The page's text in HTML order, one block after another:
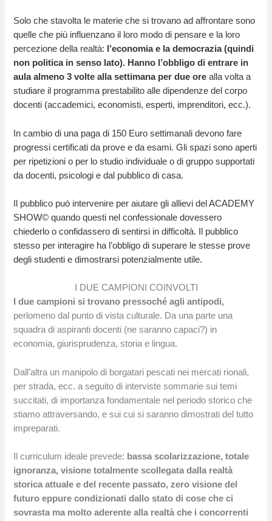
Solo che stavolta le materie che si trovano ad affrontare sono
quelle che più influenzano il loro modo di pensare e la loro
percezione della realtà:
l’economia e la democrazia (quindi
non politica in senso lato). Hanno l’obbligo di entrare in
aula almeno 3 volte alla settimana per due ore alla volta a
studiare il programma prestabilito alle dipendenze del corpo
docenti (accademici, economisti, esperti, imprenditori, ecc.).
In cambio di una paga di 150 Euro settimanali devono fare
progressi certificati da prove e da esami. Gli spazi sono aperti
per ripetizioni o per lo studio individuale o di gruppo supportati
da docenti, psicologi e dal pubblico di casa.
Il pubblico può intervenire per aiutare gli allievi del ACADEMY
SHOW© quando questi nel confessionale dovessero
chiederlo o confidassero di sentirsi in difficoltà. Il pubblico
stesso per interagire ha l’obbligo di superare le stesse prove
degli studenti e dimostrarsi potenzialmente utile.
I DUE CAMPIONI COINVOLTI
I due campioni si trovano pressoché agli antipodi,
perlomeno dal punto di vista culturale. Da una parte una
squadra di aspiranti docenti (ne saranno capaci?) in
economia, giurisprudenza, storia e lingua.
Dall’altra un manipolo di borgatari pescati nei mercati rionali,
per strada, ecc. a seguito di interviste sommarie sui temi
succitati, di importanza fondamentale nel periodo storico che
stiamo attraversando, e sui cui si saranno dimostrati del tutto
impreparati.
Il curriculum ideale prevede: bassa scolarizzazione, totale
ignoranza, visione totalmente scollegata dalla realtà
storica attuale e del recente passato, zero visione del
futuro eppure condizionati dallo stato di cose che ci
sovrasta ma molto aderente alla realtà che i concorrenti